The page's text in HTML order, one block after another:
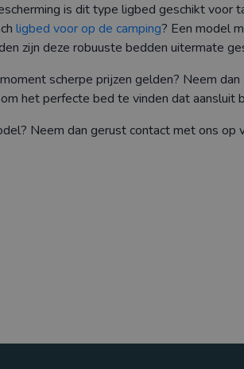
is dit type ligbed geschikt voor
ligbed voor op de camping? Een model
zijn deze robuuste bedden uitermate
scherpe prijzen gelden? Neem
het perfecte bed te vinden dat aansluit
Neem dan gerust contact met ons op